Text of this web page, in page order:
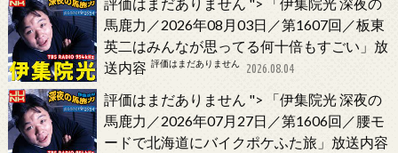
評価はまだありません ">
「伊集院光 深夜の
馬鹿力／2026年08月03日／第1607回／板東
英二はみんなが思ってる何十倍もすごい」放
送内容 評価はまだありません 2026.08.04
評価はまだありません ">
「伊集院光 深夜の
馬鹿力／2026年07月27日／第1606回／腰モ
ードで北海道にバイクポケふた旅」放送内容